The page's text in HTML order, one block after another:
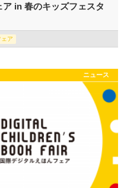
in 春のキッズフェスタ
ア
ニュース